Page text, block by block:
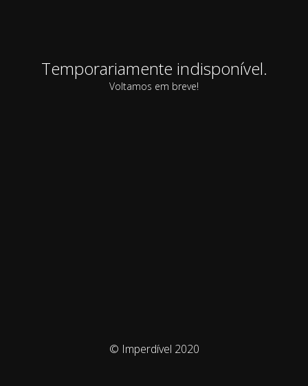
Temporariamente indisponível.
Voltamos em breve!
© Imperdível 2020